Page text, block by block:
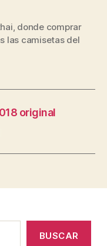
, donde comprar
las camisetas del
original
BUSCAR